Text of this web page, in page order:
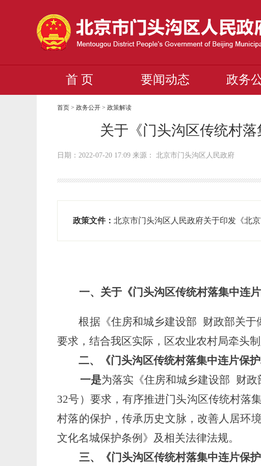
首 页 要闻动态 政务
首页 >政务公开 >政策解读
关于《门头沟区传统村
日期：2022-07-20 17:09 来源： 北京市门头沟区人民政府
政策文件：北京市门头沟区人民政府关于印发《北
一、 关于《门头沟区传统村落集中连
根据《住房和城乡建设部 财政部关于
要求，结合我区实际，区农业农村局牵头
二、
《门头沟区传统村落集中连片保
一是为落实 《住房和城乡建设部 财政
32号）要求， 有序推进门头沟区传统村落
村落的保护，传承历史文脉，改善人居环
文化名城保护条例》及相关法律法规。
三、
《门头沟区传统村落集中连片保